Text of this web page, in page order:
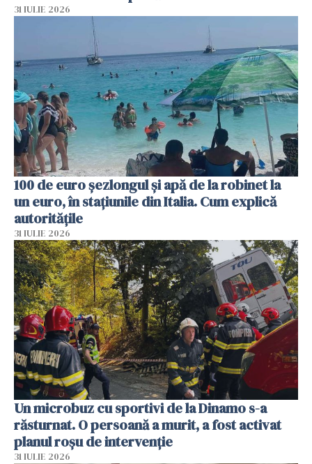
31 IULIE 2026
100 de euro șezlongul și apă de la robinet la
un euro, în stațiunile din Italia. Cum explică
autoritățile
31 IULIE 2026
Un microbuz cu sportivi de la Dinamo s-a
răsturnat. O persoană a murit, a fost activat
planul roșu de intervenție
31 IULIE 2026